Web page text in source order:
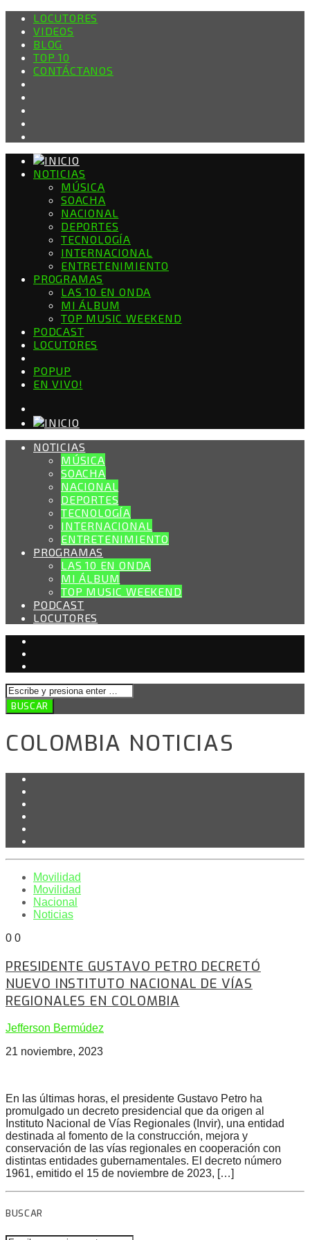
LOCUTORES
VIDEOS
BLOG
TOP 10
CONTÁCTANOS
NOTICIAS
MÚSICA
SOACHA
NACIONAL
DEPORTES
TECNOLOGÍA
INTERNACIONAL
ENTRETENIMIENTO
PROGRAMAS
LAS 10 EN ONDA
MI ÁLBUM
TOP MUSIC WEEKEND
PODCAST
LOCUTORES
POPUP
EN VIVO!
NOTICIAS
MÚSICA
SOACHA
NACIONAL
DEPORTES
TECNOLOGÍA
INTERNACIONAL
ENTRETENIMIENTO
PROGRAMAS
LAS 10 EN ONDA
MI ÁLBUM
TOP MUSIC WEEKEND
PODCAST
LOCUTORES
COLOMBIA NOTICIAS
Movilidad
Movilidad
Nacional
Noticias
0 0
PRESIDENTE GUSTAVO PETRO DECRETÓ
NUEVO INSTITUTO NACIONAL DE VÍAS
REGIONALES EN COLOMBIA
Jefferson Bermúdez
21 noviembre, 2023
En las últimas horas, el presidente Gustavo Petro ha
promulgado un decreto presidencial que da origen al
Instituto Nacional de Vías Regionales (Invir), una entidad
destinada al fomento de la construcción, mejora y
conservación de las vías regionales en cooperación con
distintas entidades gubernamentales. El decreto número
1961, emitido el 15 de noviembre de 2023, […]
BUSCAR